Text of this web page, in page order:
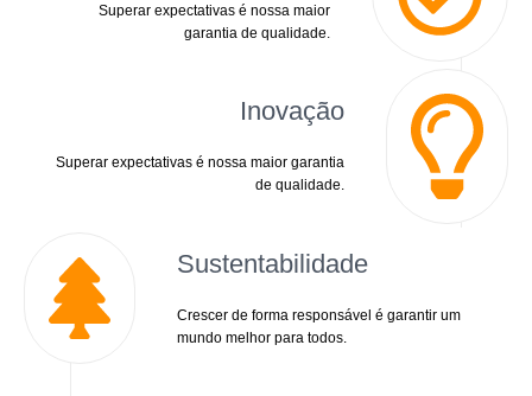
Superar expectativas é nossa maior
garantia de qualidade.
Inovação
Superar expectativas é nossa maior garantia
de qualidade.
Sustentabilidade
Crescer de forma responsável é garantir um
mundo melhor para todos.